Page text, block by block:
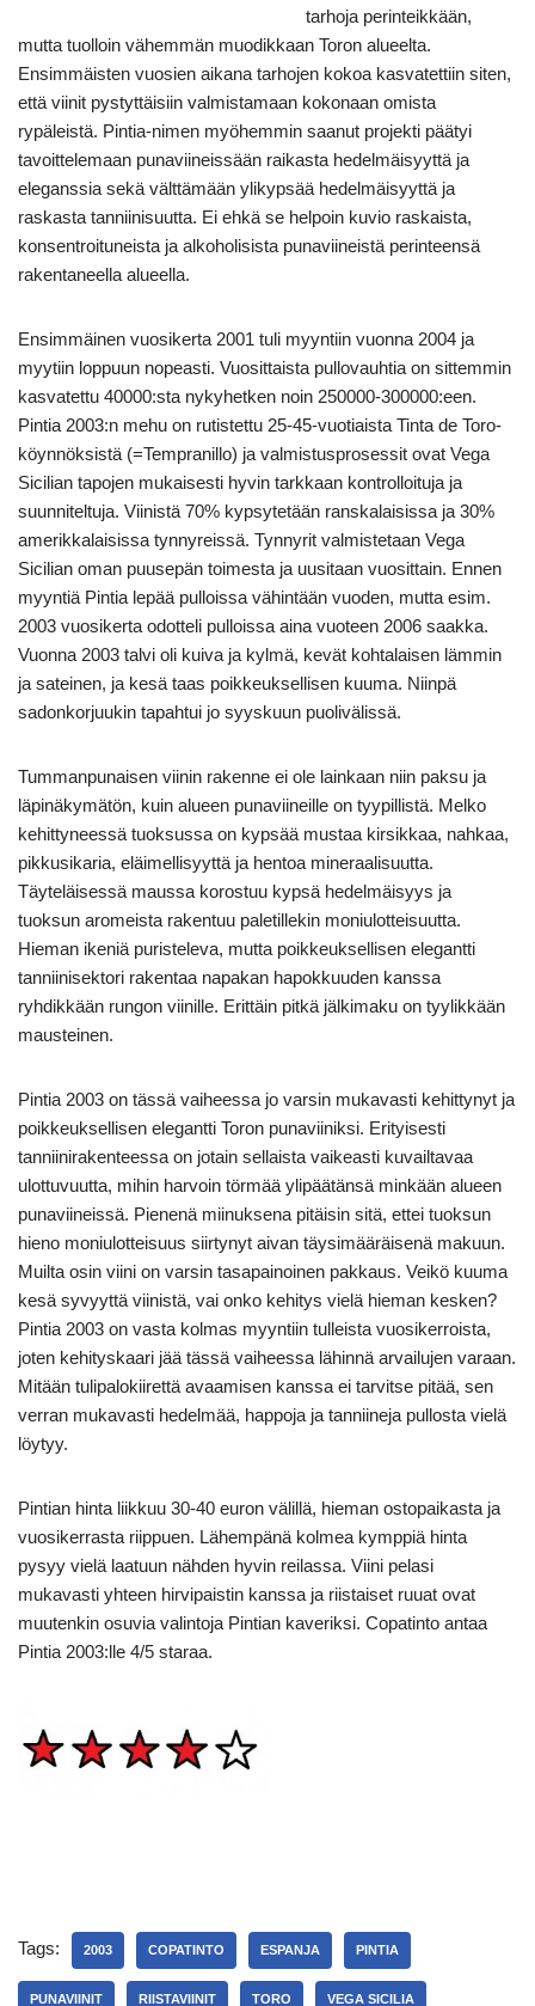
tarhoja perinteikkään,
mutta tuolloin vähemmän muodikkaan Toron alueelta.
Ensimmäisten vuosien aikana tarhojen kokoa kasvatettiin siten,
että viinit pystyttäisiin valmistamaan kokonaan omista
rypäleistä. Pintia-nimen myöhemmin saanut projekti päätyi
tavoittelemaan punaviineissään raikasta hedelmäisyyttä ja
eleganssia sekä välttämään ylikypsää hedelmäisyyttä ja
raskasta tanniinisuutta. Ei ehkä se helpoin kuvio raskaista,
konsentroituneista ja alkoholisista punaviineistä perinteensä
rakentaneella alueella.
Ensimmäinen vuosikerta 2001 tuli myyntiin vuonna 2004 ja
myytiin loppuun nopeasti. Vuosittaista pullovauhtia on sittemmin
kasvatettu 40000:sta nykyhetken noin 250000-300000:een.
Pintia 2003:n mehu on rutistettu 25-45-vuotiaista Tinta de Toro-
köynnöksistä (=Tempranillo) ja valmistusprosessit ovat Vega
Sicilian tapojen mukaisesti hyvin tarkkaan kontrolloituja ja
suunniteltuja. Viinistä 70% kypsytetään ranskalaisissa ja 30%
amerikkalaisissa tynnyreissä. Tynnyrit valmistetaan Vega
Sicilian oman puusepän toimesta ja uusitaan vuosittain. Ennen
myyntiä Pintia lepää pulloissa vähintään vuoden, mutta esim.
2003 vuosikerta odotteli pulloissa aina vuoteen 2006 saakka.
Vuonna 2003 talvi oli kuiva ja kylmä, kevät kohtalaisen lämmin
ja sateinen, ja kesä taas poikkeuksellisen kuuma. Niinpä
sadonkorjuukin tapahtui jo syyskuun puolivälissä.
Tummanpunaisen viinin rakenne ei ole lainkaan niin paksu ja
läpinäkymätön, kuin alueen punaviineille on tyypillistä. Melko
kehittyneessä tuoksussa on kypsää mustaa kirsikkaa, nahkaa,
pikkusikaria, eläimellisyyttä ja hentoa mineraalisuutta.
Täyteläisessä maussa korostuu kypsä hedelmäisyys ja
tuoksun aromeista rakentuu paletillekin moniulotteisuutta.
Hieman ikeniä puristeleva, mutta poikkeuksellisen elegantti
tanniinisektori rakentaa napakan hapokkuuden kanssa
ryhdikkään rungon viinille. Erittäin pitkä jälkimaku on tyylikkään
mausteinen.
Pintia 2003 on tässä vaiheessa jo varsin mukavasti kehittynyt ja
poikkeuksellisen elegantti Toron punaviiniksi. Erityisesti
tanniinirakenteessa on jotain sellaista vaikeasti kuvailtavaa
ulottuvuutta, mihin harvoin törmää ylipäätänsä minkään alueen
punaviineissä. Pienenä miinuksena pitäisin sitä, ettei tuoksun
hieno moniulotteisuus siirtynyt aivan täysimääräisenä makuun.
Muilta osin viini on varsin tasapainoinen pakkaus. Veikö kuuma
kesä syvyyttä viinistä, vai onko kehitys vielä hieman kesken?
Pintia 2003 on vasta kolmas myyntiin tulleista vuosikerroista,
joten kehityskaari jää tässä vaiheessa lähinnä arvailujen varaan.
Mitään tulipalokiirettä avaamisen kanssa ei tarvitse pitää, sen
verran mukavasti hedelmää, happoja ja tanniineja pullosta vielä
löytyy.
Pintian hinta liikkuu 30-40 euron välillä, hieman ostopaikasta ja
vuosikerrasta riippuen. Lähempänä kolmea kymppiä hinta
pysyy vielä laatuun nähden hyvin reilassa. Viini pelasi
mukavasti yhteen hirvipaistin kanssa ja riistaiset ruuat ovat
muutenkin osuvia valintoja Pintian kaveriksi. Copatinto antaa
Pintia 2003:lle 4/5 staraa.
Tags: 2003 COPATINTO ESPANJA PINTIA
PUNAVIINIT RIISTAVIINIT TORO VEGA SICILIA